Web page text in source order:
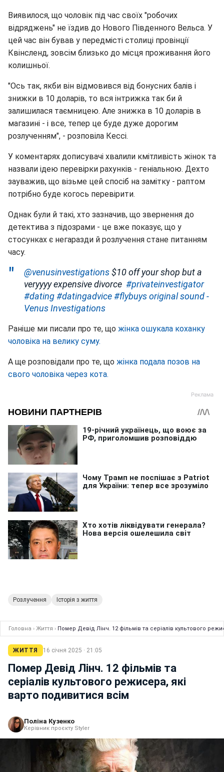
Виявилося, що чоловік під час своїх "робочих
відряджень" не їздив до Нового Південного Вельса. У
цей час він бував у передмісті столиці провінції
Квінсленд, зовсім близько до місця проживання його
колишньої.
"Ось так, якби він відмовився від бонусних балів і
знижки в 10 доларів, то вся інтрижка так би й
залишилася таємницею. Але знижка в 10 доларів в
магазині - і все, тепер це буде дуже дорогим
розлученням", - розповіла Кессі.
У коментарях дописувачі хвалили кмітливість жінок та
назвали ідею перевірки рахунків - геніальною. Дехто
зауважив, що візьме цей спосіб на замітку - раптом
потрібно буде когось перевірити.
Однак були й такі, хто зазначив, що звернення до
детектива з підозрами - це вже показує, що у
стосунках є негаразди й розлучення стане питанням
часу.
@venusinvestigations$10 off your shop but a
veryyyy expensive divorce ‍ #privateinvestigator
#dating#datingadvice#flybuysoriginal sound -
Venus Investigations
Раніше ми писали про те, що жінка ошукала коханку
чоловіка на велику суму.
А ще розповідали про те, що жінка подала позов на
свого чоловіка через кота.
Розлучення Історія з життя
Головна › Життя › Помер Девід Лінч. 12 фільмів та серіалів культового
ЖИТТЯ 16 січня 2025 · 21:05
Помер Девід Лінч. 12 фільмів та
серіалів культового режисера, які
варто подивитися всім
Поліна Кузенко
Керівник проєкту Styler